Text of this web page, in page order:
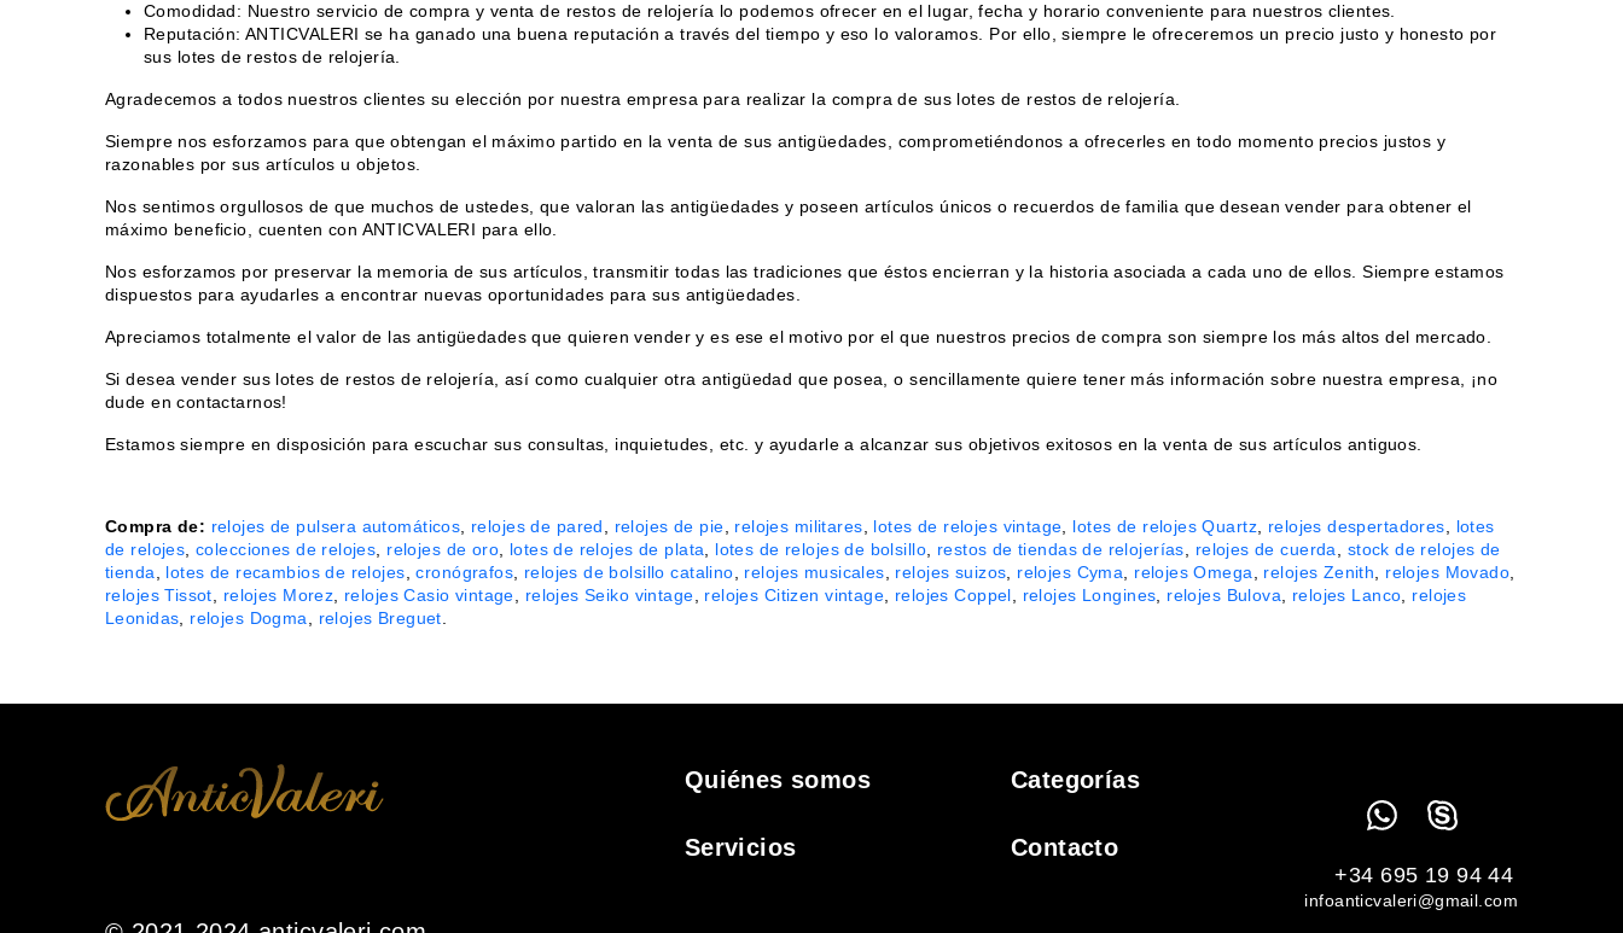
Comodidad: Nuestro servicio de compra y venta de restos de relojería lo podemos ofrecer en el lugar, fecha y horario conveniente para nuestros clientes.
Reputación: ANTICVALERI se ha ganado una buena reputación a través del tiempo y eso lo valoramos. Por ello, siempre le ofreceremos un precio justo y honesto por
sus lotes de restos de relojería.
Agradecemos a todos nuestros clientes su elección por nuestra empresa para realizar la compra de sus lotes de restos de relojería.
Siempre nos esforzamos para que obtengan el máximo partido en la venta de sus antigüedades, comprometiéndonos a ofrecerles en todo momento precios justos y
razonables por sus artículos u objetos.
Nos sentimos orgullosos de que muchos de ustedes, que valoran las antigüedades y poseen artículos únicos o recuerdos de familia que desean vender para obtener el
máximo beneficio, cuenten con ANTICVALERI para ello.
Nos esforzamos por preservar la memoria de sus artículos, transmitir todas las tradiciones que éstos encierran y la historia asociada a cada uno de ellos. Siempre estamos
dispuestos para ayudarles a encontrar nuevas oportunidades para sus antigüedades.
Apreciamos totalmente el valor de las antigüedades que quieren vender y es ese el motivo por el que nuestros precios de compra son siempre los más altos del mercado.
Si desea vender sus lotes de restos de relojería, así como cualquier otra antigüedad que posea, o sencillamente quiere tener más información sobre nuestra empresa, ¡no
dude en contactarnos!
Estamos siempre en disposición para escuchar sus consultas, inquietudes, etc. y ayudarle a alcanzar sus objetivos exitosos en la venta de sus artículos antiguos.
Compra de: relojes de pulsera automáticos relojes de pared relojes de pie relojes militares lotes de relojes vintage lotes de relojes Quartz, relojes despertadores
lotes
de relojes ,colecciones de relojes relojes de oro lotes de relojes de plata lotes de relojes de bolsillo, restos de tiendas de relojerías relojes de cuerda
stock de relojes de
tienda
lotes de recambios de relojes ,cronógrafos relojes de bolsillo catalino relojes musicales relojes suizos relojes Cyma relojes Omega relojes Zenith relojes Movado
relojes Tissot
relojes Morez relojes Casio vintage relojes Seiko vintage relojes Citizen vintage relojes Coppel relojes Longines relojes Bulova relojes Lanco
relojes
Leonidas
relojes Dogma relojes Breguet
Quiénes somos
Servicios
Categorías
Contacto
+34 695 19 94 44
infoanticvaleri@gmail.com